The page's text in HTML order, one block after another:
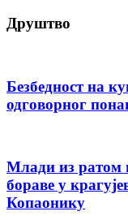
Друштво
Безбедност на
одговорног
Млади из ратом
бораве у
Копаонику